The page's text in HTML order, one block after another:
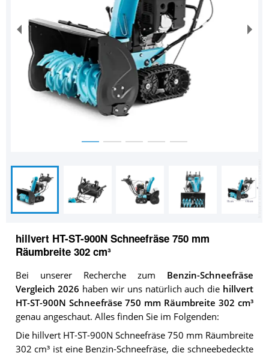
hillvert HT-ST-900N Schneefräse 750 mm
Räumbreite 302 cm³
Bei unserer Recherche zum Benzin-Schneefräse
Vergleich 2026 haben wir uns natürlich auch die hillvert
HT-ST-900N Schneefräse 750 mm Räumbreite 302 cm³
genau angeschaut. Alles finden Sie im Folgenden:
Die hillvert HT-ST-900N Schneefräse 750 mm Räumbreite
302 cm³ ist eine Benzin-Schneefräse, die schneebedeckte